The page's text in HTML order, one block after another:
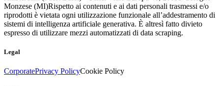
Monzese (MI)Rispetto ai contenuti e ai dati personali trasmessi e/o
riprodotti è vietata ogni utilizzazione funzionale all’addestramento di
sistemi di intelligenza artificiale generativa. È altresì fatto divieto
espresso di utilizzare mezzi automatizzati di data scraping.
Legal
CorporatePrivacy PolicyCookie Policy